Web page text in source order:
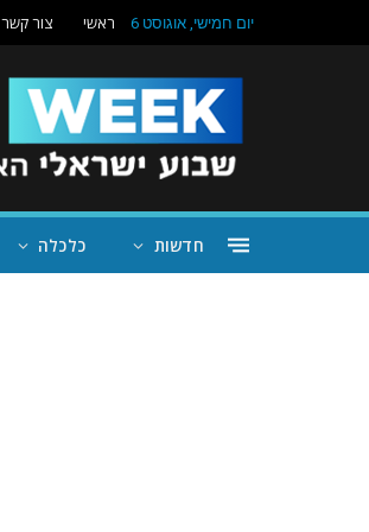
יום חמישי, אוגוסט 6 ראשי צור קשר
חדשות כלכלה